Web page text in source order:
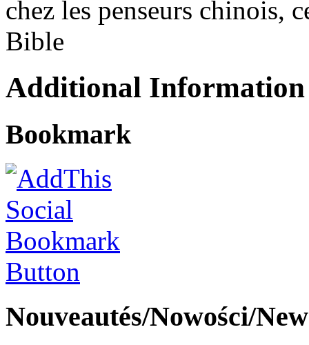
chez les penseurs chinois,
Bible
Additional Information
Bookmark
Nouveautés/Nowości/